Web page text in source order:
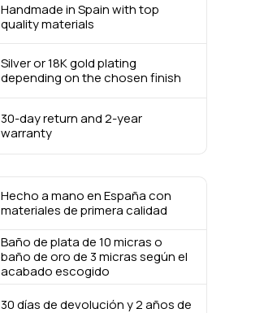
Handmade in Spain with top
quality materials
Silver or 18K gold plating
depending on the chosen finish
30-day return and 2-year
warranty
Hecho a mano en España con
materiales de primera calidad
Baño de plata de 10 micras o
baño de oro de 3 micras según el
acabado escogido
30 días de devolución y 2 años de